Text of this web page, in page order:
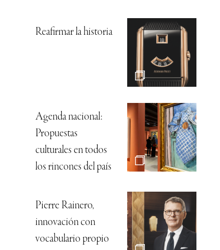
Reafirmar la historia
Agenda nacional:
Propuestas
culturales en todos
los rincones del país
Pierre Rainero,
innovación con
vocabulario propio